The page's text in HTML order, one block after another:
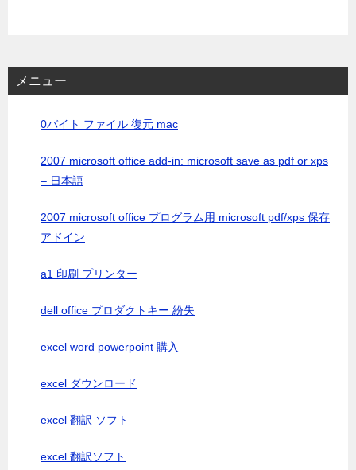
メニュー
0バイト ファイル 復元 mac
2007 microsoft office add-in: microsoft save as pdf or xps
– 日本語
2007 microsoft office プログラム用 microsoft pdf/xps 保存
アドイン
a1 印刷 プリンター
dell office プロダクトキー 紛失
excel word powerpoint 購入
excel ダウンロード
excel 翻訳 ソフト
excel 翻訳ソフト